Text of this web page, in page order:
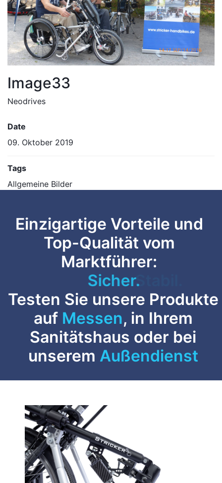
Image33
Neodrives
Date
09. Oktober 2019
Tags
Allgemeine Bilder
Einzigartige Vorteile und
Top-Qualität vom
Marktführer:
Sicher.
Testen Sie unsere Produkte
auf Messen, in Ihrem
Sanitätshaus oder bei
unserem Außendienst